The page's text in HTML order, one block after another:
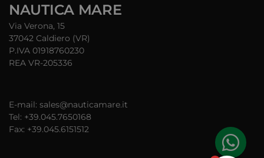
NAUTICA MARE
Via Verona, 15
37042 Caldiero (VR)
P.IVA 01918760230
REA VR-205336
E-mail: sales@nauticamare.it
Tel: +39.045.7650168
Fax: +39.045.6151512